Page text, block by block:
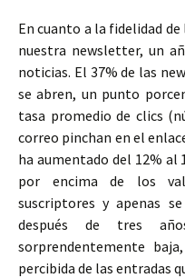
En cuanto a la fidelidad
nuestra newsletter, un
noticias. El 37% de las
se abren, un punto
tasa promedio de clics
correo pinchan en el
ha aumentado del 12% al
por encima de los
suscriptores y apenas
después de tres
sorprendentemente
percibida de las entradas